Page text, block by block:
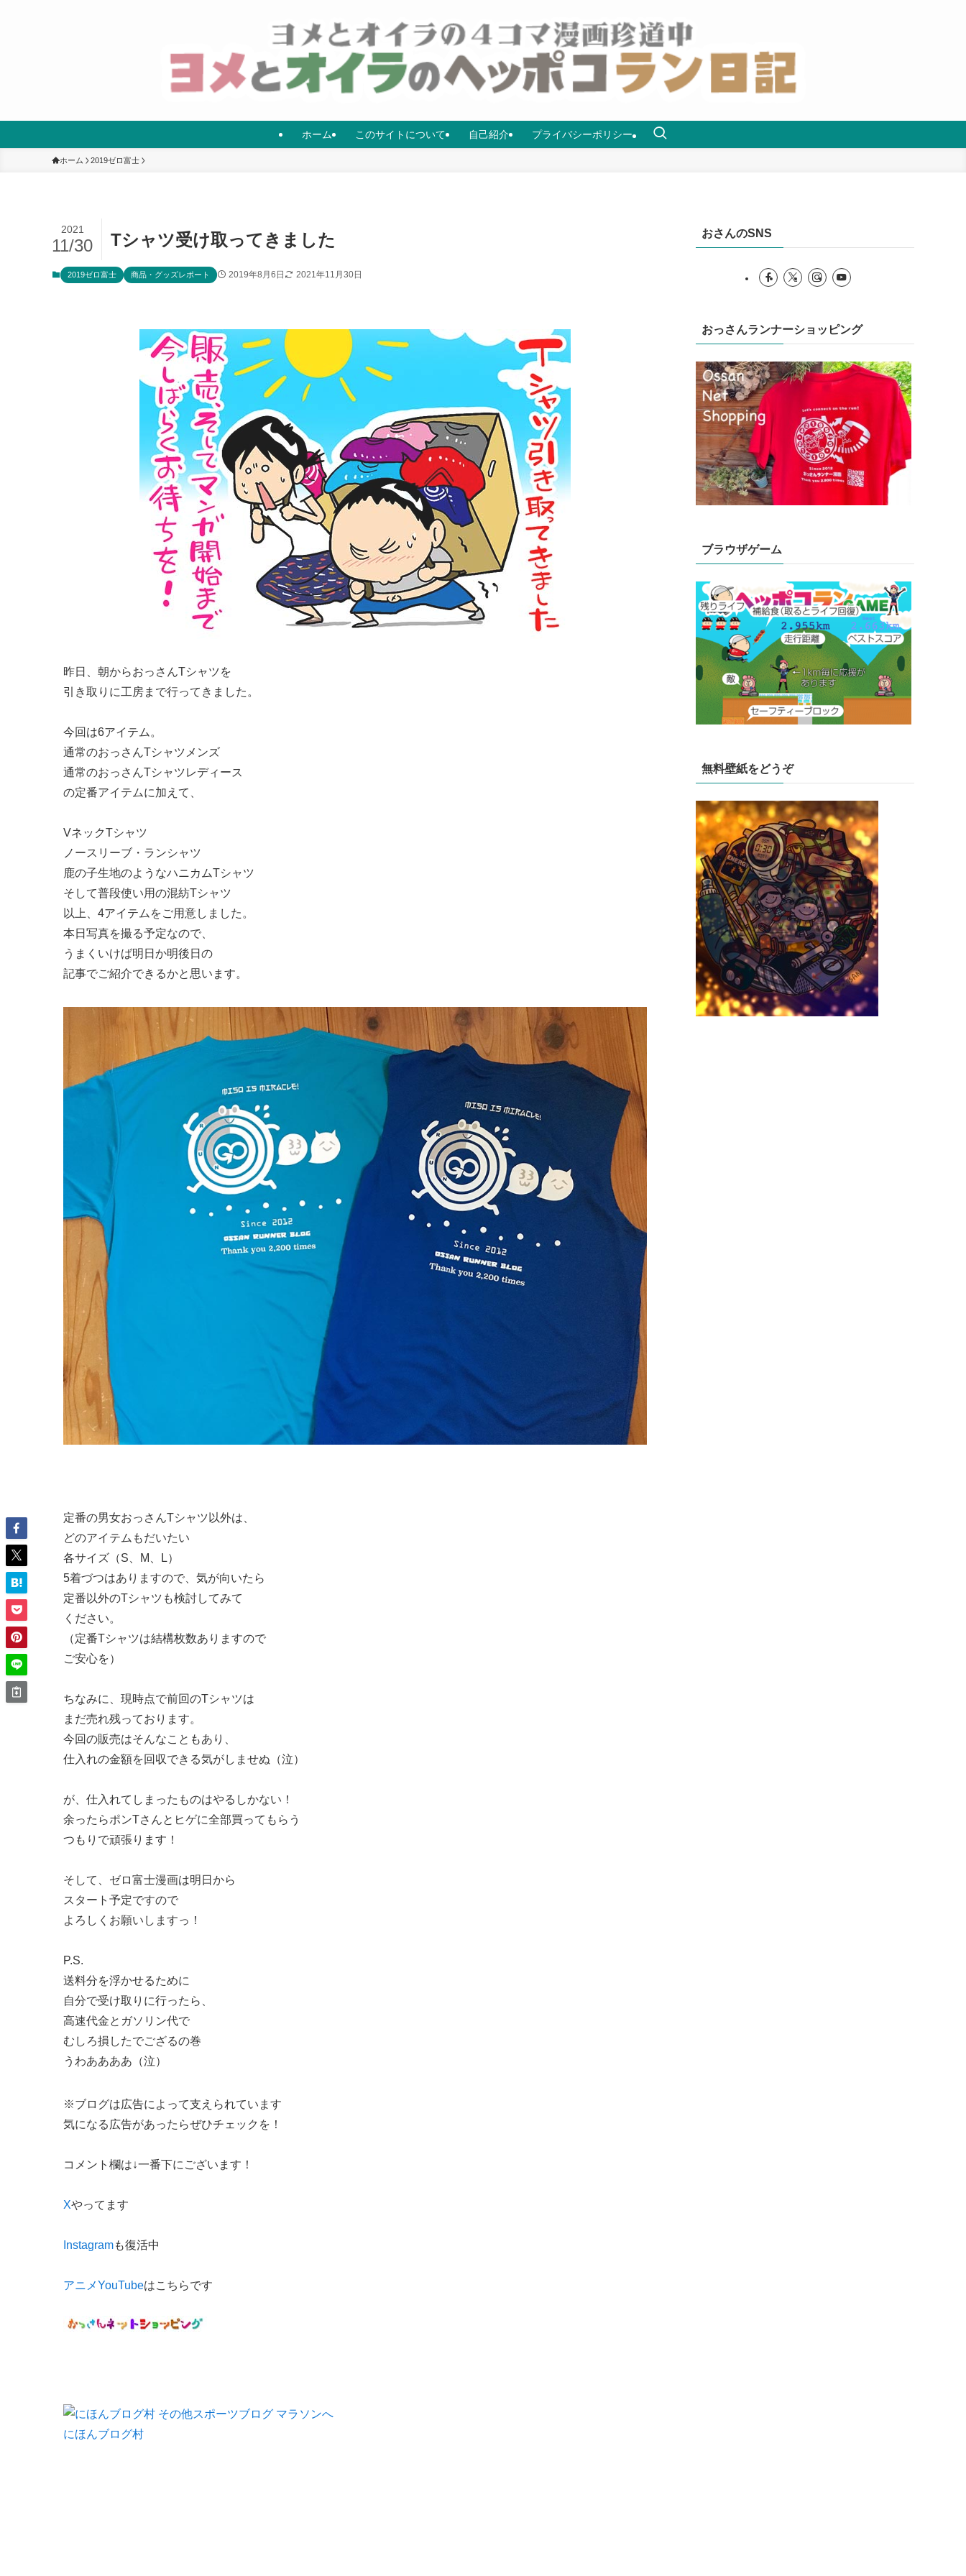
ホーム このサイトについて 自己紹介 プライバシーポリシー
ホーム 2019ゼロ富士
Tシャツ受け取ってきました
2021
11/30
2019ゼロ富士 商品・グッズレポート 2019年8月6日 2021年11月30日
昨日、朝からおっさんTシャツを
引き取りに工房まで行ってきました。
今回は6アイテム。
通常のおっさんTシャツメンズ
通常のおっさんTシャツレディース
の定番アイテムに加えて、
VネックTシャツ
ノースリーブ・ランシャツ
鹿の子生地のようなハニカムTシャツ
そして普段使い用の混紡Tシャツ
以上、4アイテムをご用意しました。
本日写真を撮る予定なので、
うまくいけば明日か明後日の
記事でご紹介できるかと思います。
定番の男女おっさんTシャツ以外は、
どのアイテムもだいたい
各サイズ（S、M、L）
5着づつはありますので、気が向いたら
定番以外のTシャツも検討してみて
ください。
（定番Tシャツは結構枚数ありますので
ご安心を）
ちなみに、現時点で前回のTシャツは
まだ売れ残っております。
今回の販売はそんなこともあり、
仕入れの金額を回収できる気がしませぬ（泣）
が、仕入れてしまったものはやるしかない！
余ったらポンTさんとヒゲに全部買ってもらう
つもりで頑張ります！
そして、ゼロ富士漫画は明日から
スタート予定ですので
よろしくお願いしますっ！
P.S.
送料分を浮かせるために
自分で受け取りに行ったら、
高速代金とガソリン代で
むしろ損したでござるの巻
うわああああ（泣）
※ブログは広告によって支えられています
気になる広告があったらぜひチェックを！
コメント欄は↓一番下にございます！
Xやってます
Instagramも復活中
アニメYouTubeはこちらです
にほんブログ村
おさんのSNS
おっさんランナーショッピング
ブラウザゲーム
無料壁紙をどうぞ